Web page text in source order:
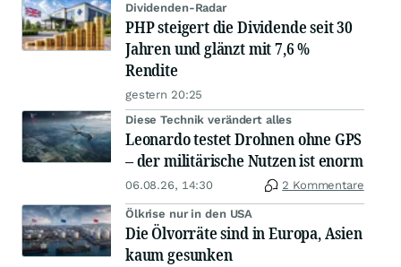
Dividenden-Radar
PHP steigert die Dividende seit 30
Jahren und glänzt mit 7,6 %
Rendite
gestern 20:25
Diese Technik verändert alles
Leonardo testet Drohnen ohne GPS
– der militärische Nutzen ist enorm
06.08.26, 14:30 2 Kommentare
Ölkrise nur in den USA
Die Ölvorräte sind in Europa, Asien
kaum gesunken